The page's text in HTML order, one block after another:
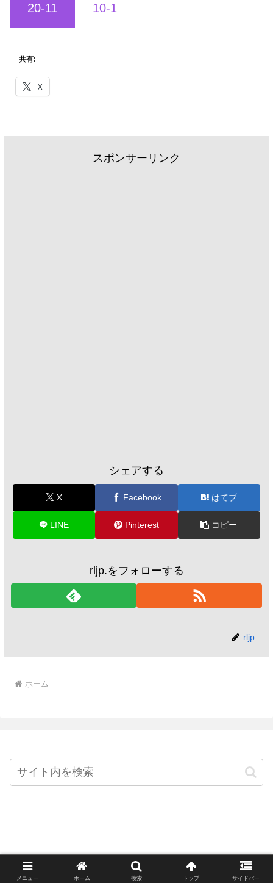
20-11 10-1
共有:
X
スポンサーリンク
シェアする
X Facebook はてブ
LINE Pinterest コピー
rljp.をフォローする
rljp.
ホーム
© 2026 This is...POP?! All Rights Reserved.
メニュー ホーム 検索 トップ サイドバー